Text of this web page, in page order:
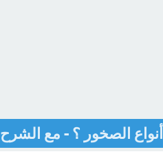
أنواع الصخور ؟ - مع الشرح